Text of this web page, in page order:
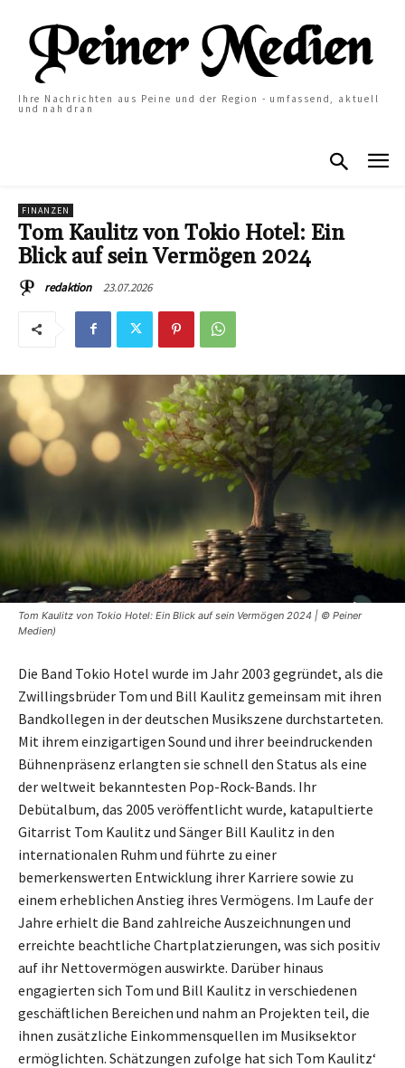
Ihre Nachrichten aus Peine und der Region - umfassend, aktuell
und nah dran
FINANZEN
Tom Kaulitz von Tokio Hotel: Ein
Blick auf sein Vermögen 2024
redaktion 23.07.2026
Tom Kaulitz von Tokio Hotel: Ein Blick auf sein Vermögen 2024 | © Peiner
Medien)
Die Band Tokio Hotel wurde im Jahr 2003 gegründet, als die
Zwillingsbrüder Tom und Bill Kaulitz gemeinsam mit ihren
Bandkollegen in der deutschen Musikszene durchstarteten.
Mit ihrem einzigartigen Sound und ihrer beeindruckenden
Bühnenpräsenz erlangten sie schnell den Status als eine
der weltweit bekanntesten Pop-Rock-Bands. Ihr
Debütalbum, das 2005 veröffentlicht wurde, katapultierte
Gitarrist Tom Kaulitz und Sänger Bill Kaulitz in den
internationalen Ruhm und führte zu einer
bemerkenswerten Entwicklung ihrer Karriere sowie zu
einem erheblichen Anstieg ihres Vermögens. Im Laufe der
Jahre erhielt die Band zahlreiche Auszeichnungen und
erreichte beachtliche Chartplatzierungen, was sich positiv
auf ihr Nettovermögen auswirkte. Darüber hinaus
engagierten sich Tom und Bill Kaulitz in verschiedenen
geschäftlichen Bereichen und nahm an Projekten teil, die
ihnen zusätzliche Einkommensquellen im Musiksektor
ermöglichten. Schätzungen zufolge hat sich Tom Kaulitz‘